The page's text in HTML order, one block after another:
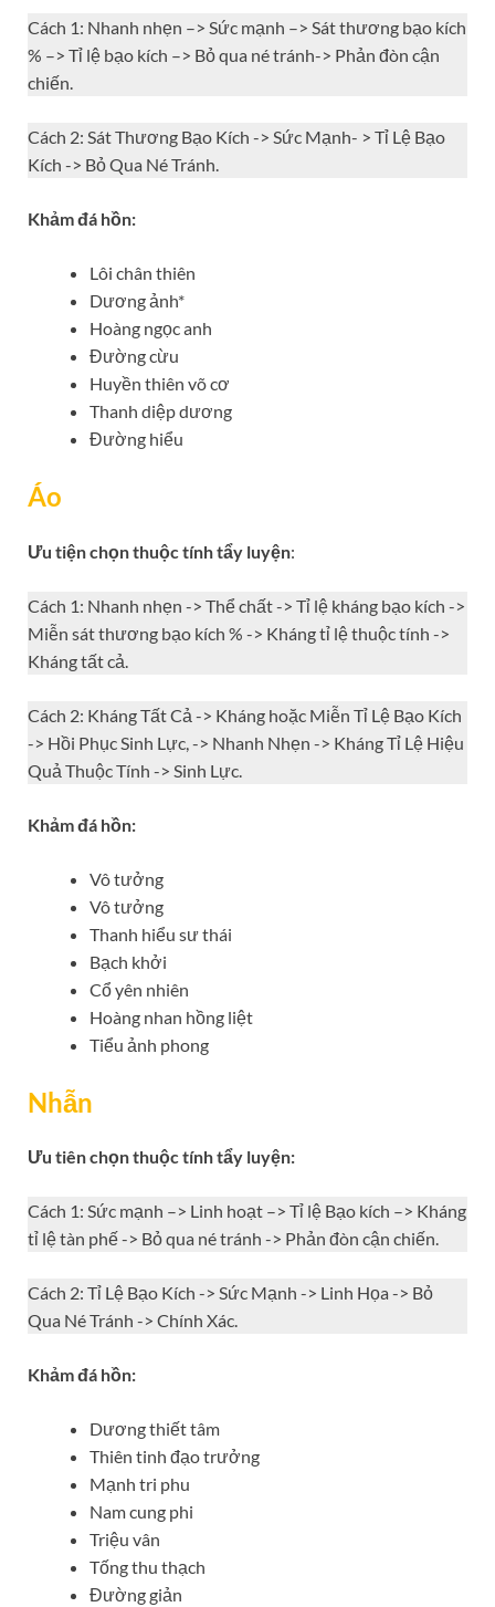
Cách 1: Nhanh nhẹn –> Sức mạnh –> Sát thương bạo kích
% –> Tỉ lệ bạo kích –> Bỏ qua né tránh-> Phản đòn cận
chiến.
Cách 2: Sát Thương Bạo Kích -> Sức Mạnh- > Tỉ Lệ Bạo
Kích -> Bỏ Qua Né Tránh.
Khảm đá hồn:
Lôi chân thiên
Dương ảnh*
Hoàng ngọc anh
Đường cừu
Huyền thiên võ cơ
Thanh diệp dương
Đường hiểu
Áo
Ưu tiện chọn thuộc tính tẩy luyện:
Cách 1: Nhanh nhẹn -> Thể chất -> Tỉ lệ kháng bạo kích ->
Miễn sát thương bạo kích % -> Kháng tỉ lệ thuộc tính ->
Kháng tất cả.
Cách 2: Kháng Tất Cả -> Kháng hoặc Miễn Tỉ Lệ Bạo Kích
-> Hồi Phục Sinh Lực, -> Nhanh Nhẹn -> Kháng Tỉ Lệ Hiệu
Quả Thuộc Tính -> Sinh Lực.
Khảm đá hồn:
Vô tưởng
Vô tưởng
Thanh hiểu sư thái
Bạch khởi
Cổ yên nhiên
Hoàng nhan hồng liệt
Tiểu ảnh phong
Nhẫn
Ưu tiên chọn thuộc tính tẩy luyện:
Cách 1: Sức mạnh –> Linh hoạt –> Tỉ lệ Bạo kích –> Kháng
tỉ lệ tàn phế -> Bỏ qua né tránh -> Phản đòn cận chiến.
Cách 2: Tỉ Lệ Bạo Kích -> Sức Mạnh -> Linh Họa -> Bỏ
Qua Né Tránh -> Chính Xác.
Khảm đá hồn:
Dương thiết tâm
Thiên tinh đạo trưởng
Mạnh tri phu
Nam cung phi
Triệu vân
Tống thu thạch
Đường giản